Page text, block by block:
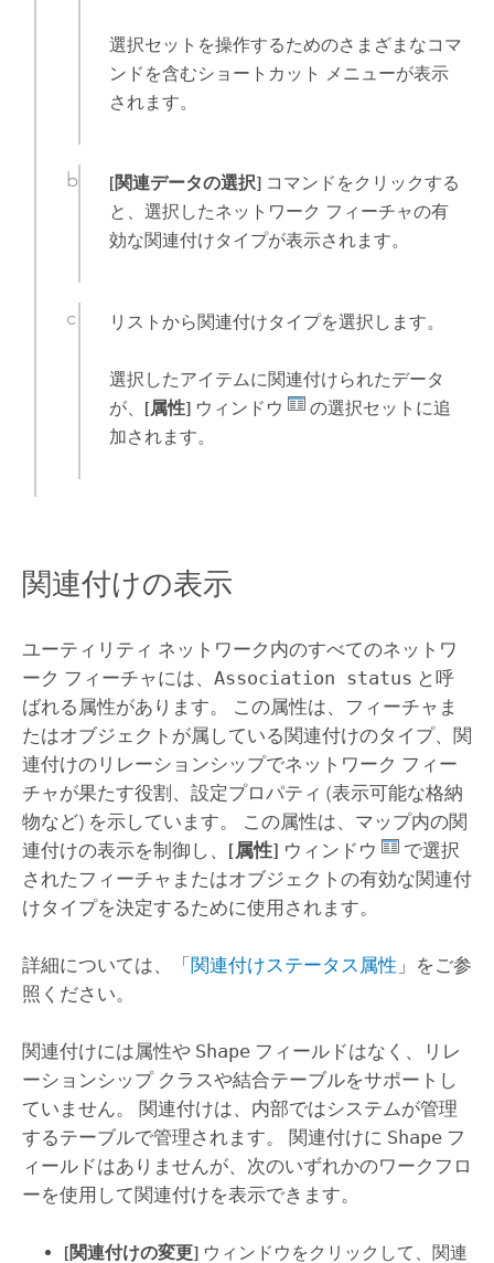
選択セットを操作するためのさまざまなコマ
ンドを含むショートカット メニューが表示
されます。
[関連データの選択] コマンドをクリックする
と、選択したネットワーク フィーチャの有
効な関連付けタイプが表示されます。
リストから関連付けタイプを選択します。
選択したアイテムに関連付けられたデータ
が、 [属性] ウィンドウ
の選択セットに追
加されます。
関連付けの表示
ユーティリティ ネットワーク内のすべてのネットワ
ーク フィーチャには、 Association status と呼
ばれる属性があります。 この属性は、フィーチャま
たはオブジェクトが属している関連付けのタイプ、関
連付けのリレーションシップでネットワーク フィー
チャが果たす役割、設定プロパティ (表示可能な格納
物など) を示しています。 この属性は、マップ内の関
連付けの表示を制御し、 [属性] ウィンドウ
で選択
されたフィーチャまたはオブジェクトの有効な関連付
けタイプを決定するために使用されます。
詳細については、「 関連付けステータス属性 」をご参
照ください。
関連付けには属性や Shapeフィールドはなく、リレ
ーションシップ クラスや結合テーブルをサポートし
ていません。 関連付けは、内部ではシステムが管理
するテーブルで管理されます。 関連付けに Shapeフ
ィールドはありませんが、次のいずれかのワークフロ
ーを使用して関連付けを表示できます。
[関連付けの変更] ウィンドウをクリックして、関連